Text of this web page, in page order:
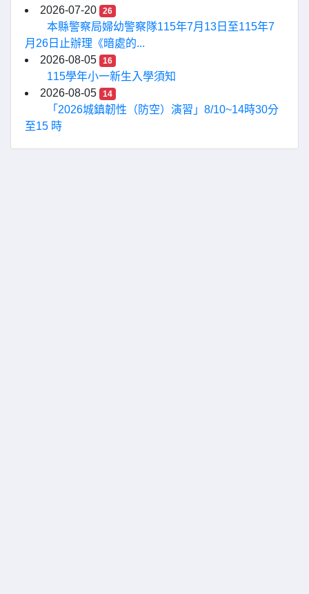
2026-07-20
26
本縣警察局婦幼警察隊115年7月13日至115年7
月26日止辦理《暗處的...
2026-08-05
16
115學年小一新生入學須知
2026-08-05
14
「2026城鎮韌性（防空）演習」8/10~14時30分
至15 時